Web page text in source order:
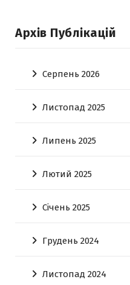
Архів Публікацій
Серпень 2026
Листопад 2025
Липень 2025
Лютий 2025
Січень 2025
Грудень 2024
Листопад 2024